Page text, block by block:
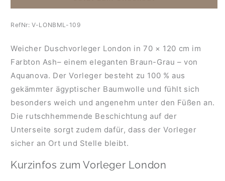
70
x
70
x
RefNr:V-LONBML-109
Weicher Duschvorleger London in 70 × 120 cm im
Farbton Ash– einem eleganten Braun-Grau – von
Aquanova. Der Vorleger besteht zu 100 % aus
gekämmter ägyptischer Baumwolle und fühlt sich
besonders weich und angenehm unter den Füßen an.
Die rutschhemmende Beschichtung auf der
Unterseite sorgt zudem dafür, dass der Vorleger
sicher an Ort und Stelle bleibt.
Kurzinfos zum Vorleger London